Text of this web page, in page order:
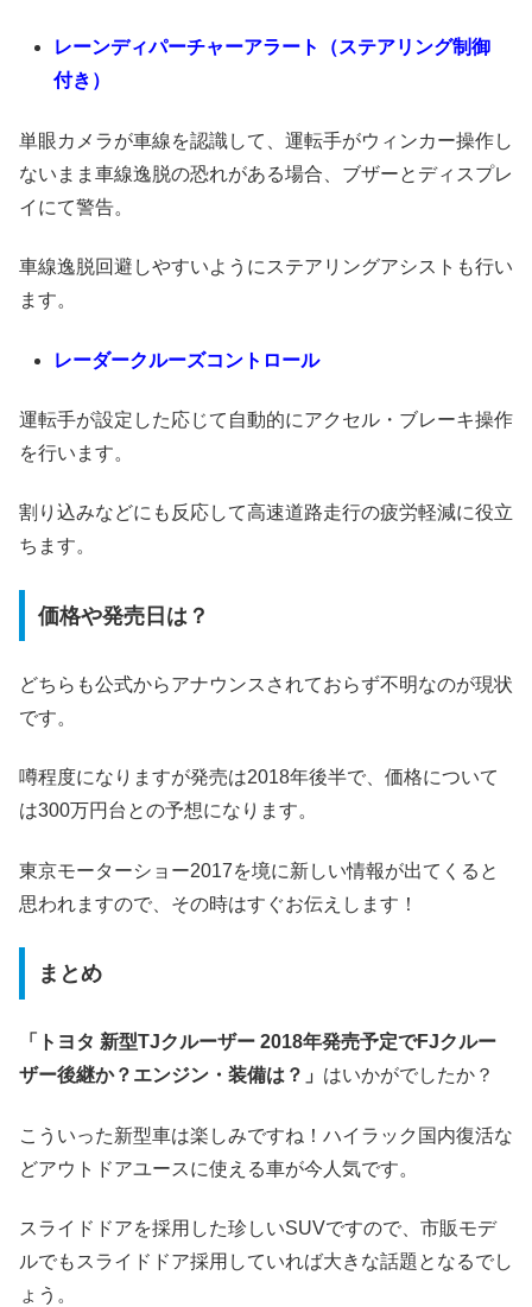
レーンディパーチャーアラート（ステアリング制御
付き）
単眼カメラが車線を認識して、運転手がウィンカー操作し
ないまま車線逸脱の恐れがある場合、ブザーとディスプレ
イにて警告。
車線逸脱回避しやすいようにステアリングアシストも行い
ます。
レーダークルーズコントロール
運転手が設定した応じて自動的にアクセル・ブレーキ操作
を行います。
割り込みなどにも反応して高速道路走行の疲労軽減に役立
ちます。
価格や発売日は？
どちらも公式からアナウンスされておらず不明なのが現状
です。
噂程度になりますが発売は2018年後半で、価格について
は300万円台との予想になります。
東京モーターショー2017を境に新しい情報が出てくると
思われますので、その時はすぐお伝えします！
まとめ
「トヨタ 新型TJクルーザー 2018年発売予定でFJクルー
ザー後継か？エンジン・装備は？」 はいかがでしたか？
こういった新型車は楽しみですね！ハイラック国内復活な
どアウトドアユースに使える車が今人気です。
スライドドアを採用した珍しいSUVですので、市販モデ
ルでもスライドドア採用していれば大きな話題となるでし
ょう。